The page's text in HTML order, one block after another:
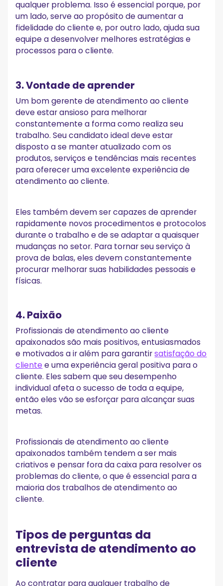
qualquer problema. Isso é essencial porque, por
um lado, serve ao propósito de aumentar a
fidelidade do cliente e, por outro lado, ajuda sua
equipe a desenvolver melhores estratégias e
processos para o cliente.
3. Vontade de aprender
Um bom gerente de atendimento ao cliente
deve estar ansioso para melhorar
constantemente a forma como realiza seu
trabalho. Seu candidato ideal deve estar
disposto a se manter atualizado com os
produtos, serviços e tendências mais recentes
para oferecer uma excelente experiência de
atendimento ao cliente.
Eles também devem ser capazes de aprender
rapidamente novos procedimentos e protocolos
durante o trabalho e de se adaptar a quaisquer
mudanças no setor. Para tornar seu serviço à
prova de balas, eles devem constantemente
procurar melhorar suas habilidades pessoais e
físicas.
4. Paixão
Profissionais de atendimento ao cliente
apaixonados são mais positivos, entusiasmados
e motivados a ir além para garantirsatisfação do
clientee uma experiência geral positiva para o
cliente. Eles sabem que seu desempenho
individual afeta o sucesso de toda a equipe,
então eles vão se esforçar para alcançar suas
metas.
Profissionais de atendimento ao cliente
apaixonados também tendem a ser mais
criativos e pensar fora da caixa para resolver os
problemas do cliente, o que é essencial para a
maioria dos trabalhos de atendimento ao
cliente.
Tipos de perguntas da
entrevista de atendimento ao
cliente
Ao contratar para qualquer trabalho de